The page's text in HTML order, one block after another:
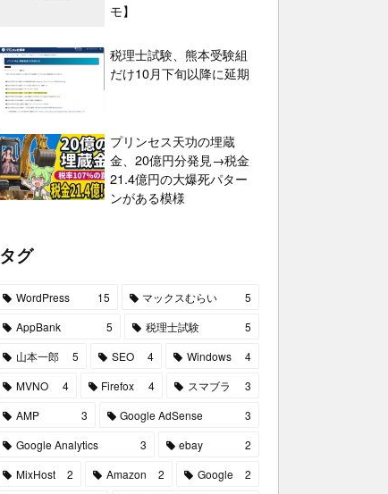
モ】
税理士試験、熊本受験組
だけ10月下旬以降に延期
プリンセス天功の埋蔵
金、20億円分発見→税金
21.4億円の大爆死パター
ンがある模様
タグ
WordPress 15 マックスむらい
5
AppBank
5 税理士試験
5
山本一郎
5 SEO 4 Windows
4
MVNO
4 Firefox 4 スマブラ
3
AMP
3 Google AdSense
3
Google Analytics
3 ebay
2
MixHost
2 Amazon 2 Google
2